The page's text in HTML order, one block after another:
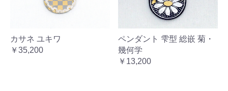
カサネ ユキワ
￥35,200
ペンダント 雫型 総嵌 菊・
幾何学
￥13,200